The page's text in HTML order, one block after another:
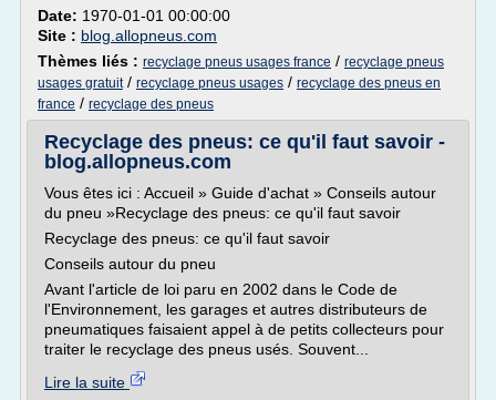
Date: 1970-01-01 00:00:00
Site : blog.allopneus.com
Thèmes liés : recyclage pneus usages france / recyclage pneus
usages gratuit/ recyclage pneus usages / recyclage des pneus en
france / recyclage des pneus
Recyclage des pneus: ce qu'il faut savoir -
blog.allopneus.com
Vous êtes ici : Accueil » Guide d'achat » Conseils autour
du pneu »Recyclage des pneus: ce qu'il faut savoir
Recyclage des pneus: ce qu'il faut savoir
Conseils autour du pneu
Avant l'article de loi paru en 2002 dans le Code de
l'Environnement, les garages et autres distributeurs de
pneumatiques faisaient appel à de petits collecteurs pour
traiter le recyclage des pneus usés. Souvent...
Lire la suite